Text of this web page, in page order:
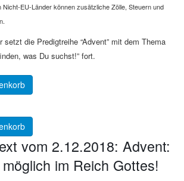
Nicht-EU-Länder können zusätzliche Zölle, Steuern und
setzt die Predigtreihe “Advent” mit dem Thema
was Du suchst!” fort.
vom 2.12.2018: Advent:
im Reich Gottes!